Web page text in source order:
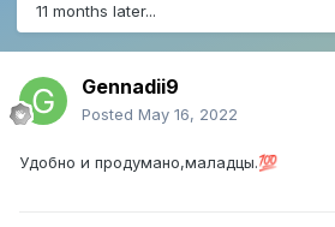
11 months later...
Gennadii9
Posted May 16, 2022
Удобно и продумано,маладцы.💯